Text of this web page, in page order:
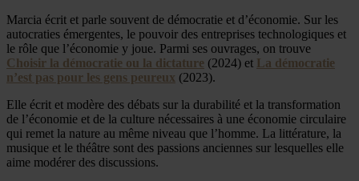
Marcia écrit et parle souvent de démocratie et d’économie. Sur les
autocraties émergentes, le pouvoir des entreprises technologiques et
le rôle que l’économie y joue. Parmi ses ouvrages, on trouve
Choisir la démocratie ou la dictature (2024) et La démocratie
n’est pas pour les gens peureux (2023).
Elle écrit et modère des débats sur la durabilité et la transformation
de l’économie et de la culture nécessaires à une économie circulaire
qui remet la nature au même niveau que l’homme. La littérature, la
musique et le théâtre sont des passions anciennes sur lesquelles elle
aime modérer des discussions.